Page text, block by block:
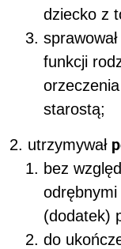
dziecko z
funkcji
starostą;
utrzymywał
bez
odrębnymi
(dodatek)
do